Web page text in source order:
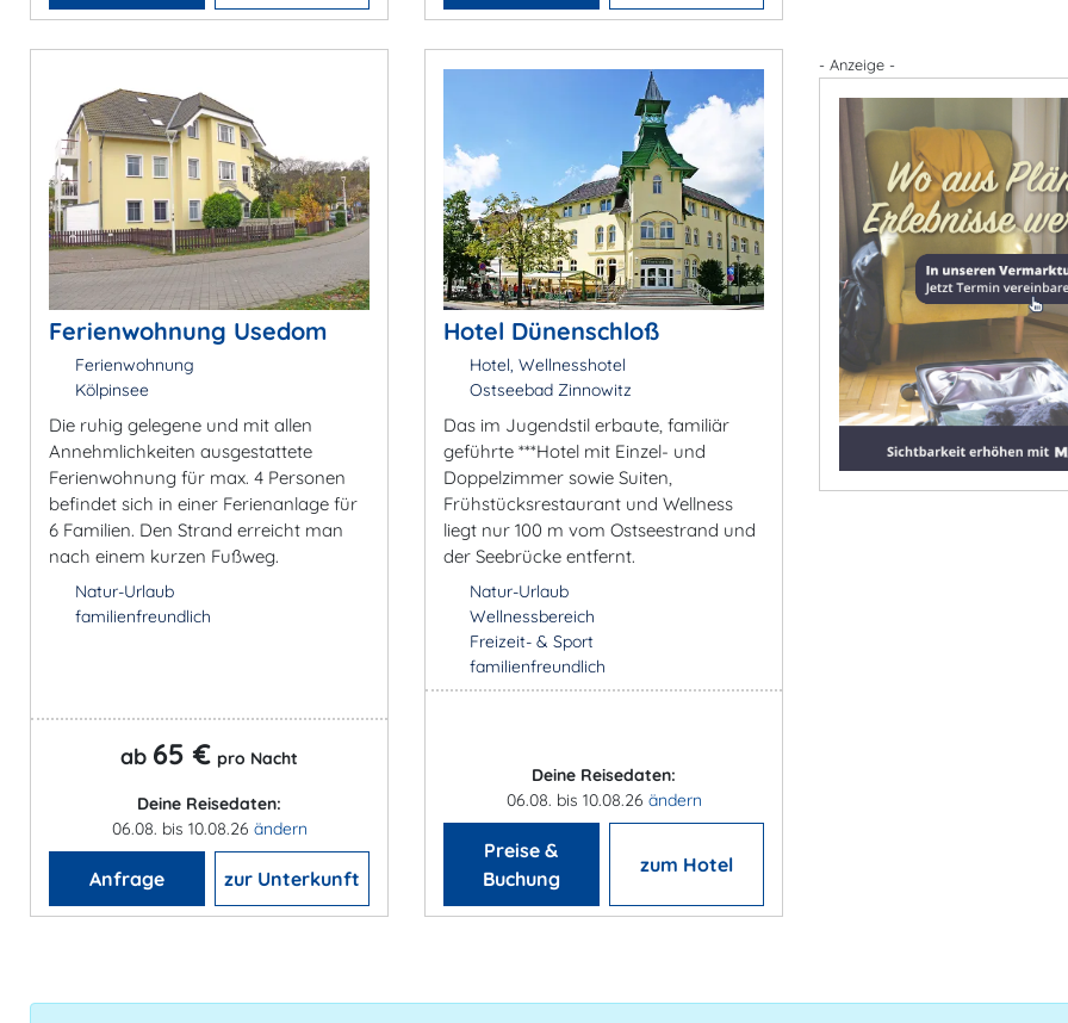
Ferienwohnung Usedom
Ferienwohnung
Kölpinsee
Die ruhig gelegene und mit allen
Annehmlichkeiten ausgestattete
Ferienwohnung für max. 4 Personen
befindet sich in einer Ferienanlage für
6 Familien. Den Strand erreicht man
nach einem kurzen Fußweg.
Natur-Urlaub
familienfreundlich
ab 65 € pro Nacht
Deine Reisedaten:
06.08. bis 10.08.26 ändern
Anfrage zur Unterkunft
Hotel Dünenschloß
Hotel, Wellnesshotel
Ostseebad Zinnowitz
Das im Jugendstil erbaute, familiär
geführte ***Hotel mit Einzel- und
Doppelzimmer sowie Suiten,
Frühstücksrestaurant und Wellness
liegt nur 100 m vom Ostseestrand und
der Seebrücke entfernt.
Natur-Urlaub
Wellnessbereich
Freizeit- & Sport
familienfreundlich
Deine Reisedaten:
06.08. bis 10.08.26 ändern
Preise &
Buchung
zum Hotel
- Anzeige -